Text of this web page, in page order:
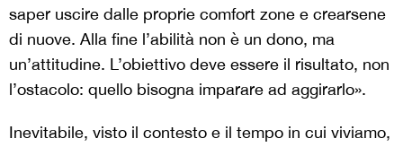
saper uscire dalle proprie comfort zone e crearsene
di nuove. Alla fine l’abilità non è un dono, ma
un’attitudine. L’obiettivo deve essere il risultato, non
l’ostacolo: quello bisogna imparare ad aggirarlo».
Inevitabile, visto il contesto e il tempo in cui viviamo,